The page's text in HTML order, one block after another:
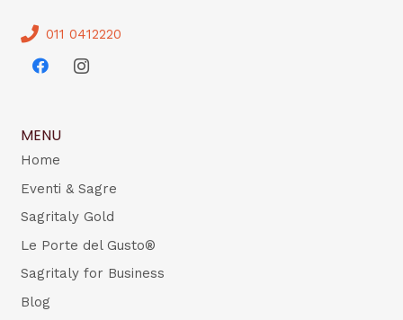
011 0412220
MENU
Home
Eventi & Sagre
Sagritaly Gold
Le Porte del Gusto®
Sagritaly for Business
Blog